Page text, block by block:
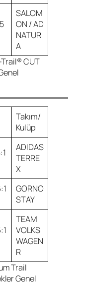
SALOM
ON / AD
NATUR
A
CUT
Takım/
Kulüp
ADIDAS
TERRE
X
GORNO
STAY
TEAM
VOLKS
WAGEN
R
Trail
Genel